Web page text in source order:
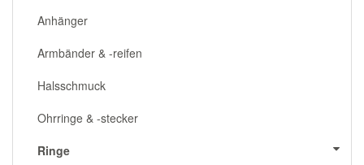
Anhänger
Armbänder & -reifen
Halsschmuck
Ohrringe & -stecker
Ringe